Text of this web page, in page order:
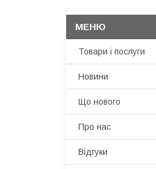
Товари і послуги
Новини
Що нового
Про нас
Відгуки